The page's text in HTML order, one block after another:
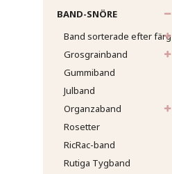
BAND-SNÖRE
Band sorterade efter färg
Grosgrainband
Gummiband
Julband
Organzaband
Rosetter
RicRac-band
Rutiga Tygband